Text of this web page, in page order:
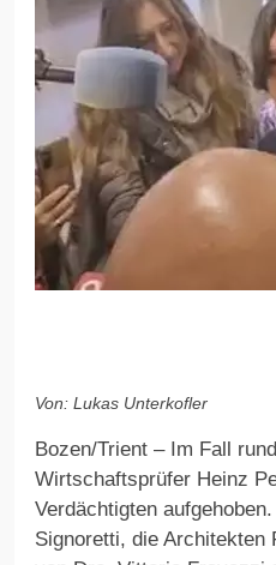
Von: Lukas Unterkofler
Bozen/Trient – Im Fall
Wirtschaftsprüfer Heinz
Verdächtigten
Signoretti, die Architekten